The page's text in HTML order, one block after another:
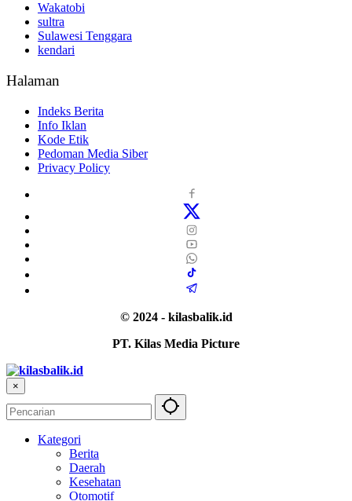
Wakatobi
sultra
Sulawesi Tenggara
kendari
Halaman
Indeks Berita
Info Iklan
Kode Etik
Pedoman Media Siber
Privacy Policy
© 2024 - kilasbalik.id
PT. Kilas Media Picture
×
Kategori
Berita
Daerah
Kesehatan
Otomotif